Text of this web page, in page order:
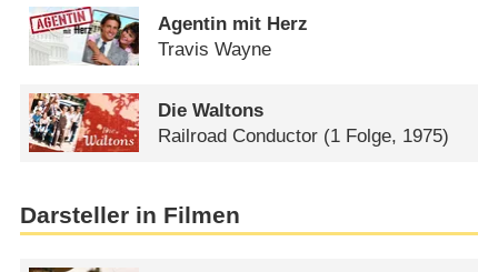
Agentin mit Herz
Travis Wayne
Die Waltons
Railroad Conductor (1 Folge, 1975)
Darsteller in Filmen